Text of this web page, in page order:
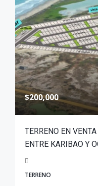
$200,000
TERRENO EN
ENTRE KARIBAO Y
TERRENO